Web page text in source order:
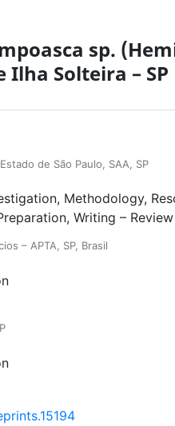
sp.
Solteira – SP
de São Paulo, SAA, SP
Methodology
Writing –
– APTA, SP, Brasil